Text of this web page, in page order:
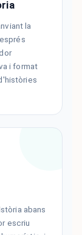
la
i format
abans
escriu